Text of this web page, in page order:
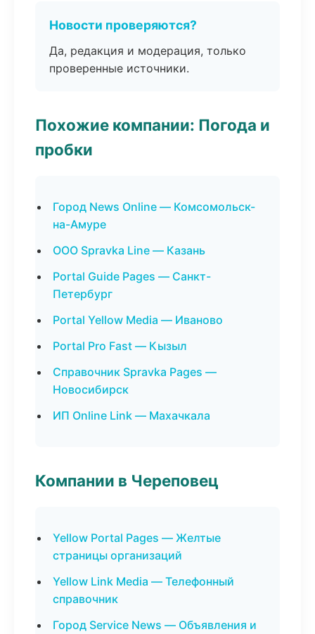
Новости проверяются?
Да, редакция и модерация, только
проверенные источники.
Похожие компании: Погода и
пробки
Город News Online — Комсомольск-
на-Амуре
ООО Spravka Line — Казань
Portal Guide Pages — Санкт-
Петербург
Portal Yellow Media — Иваново
Portal Pro Fast — Кызыл
Справочник Spravka Pages —
Новосибирск
ИП Online Link — Махачкала
Компании в Череповец
Yellow Portal Pages — Желтые
страницы организаций
Yellow Link Media — Телефонный
справочник
Город Service News — Объявления и